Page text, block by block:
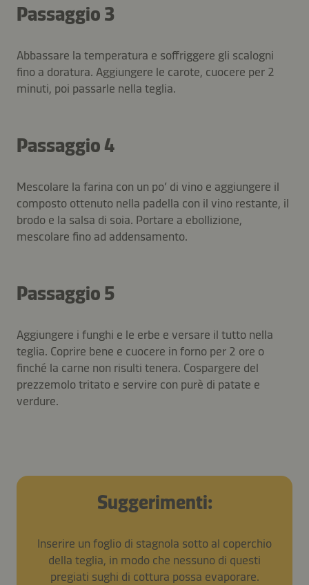
Passaggio 3
Abbassare la temperatura e soffriggere gli scalogni
fino a doratura. Aggiungere le carote, cuocere per 2
minuti, poi passarle nella teglia.
Passaggio 4
Mescolare la farina con un po’ di vino e aggiungere il
composto ottenuto nella padella con il vino restante, il
brodo e la salsa di soia. Portare a ebollizione,
mescolare fino ad addensamento.
Passaggio 5
Aggiungere i funghi e le erbe e versare il tutto nella
teglia. Coprire bene e cuocere in forno per 2 ore o
finché la carne non risulti tenera. Cospargere del
prezzemolo tritato e servire con purè di patate e
verdure.
Suggerimenti:
Inserire un foglio di stagnola sotto al coperchio
della teglia, in modo che nessuno di questi
pregiati sughi di cottura possa evaporare.